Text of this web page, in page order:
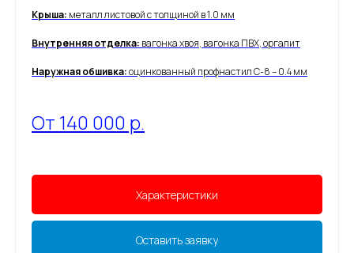
Крыша: металл листовой с толщиной в 1.0 мм
Внутренняя отделка: вагонка хвоя, вагонка ПВХ, оргалит
Наружная обшивка:оцинкованный профнастил С-8 – 0.4 мм
От 140 000 р.
Характеристики
Оставить заявку